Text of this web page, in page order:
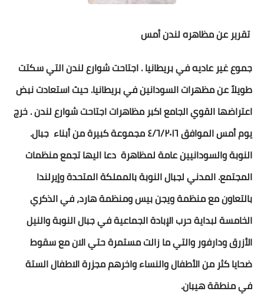
مواضيع عامة
تقرير عن مظاهره لندن أمس
جموع غير عاديه في بريطانيا . اجتاحت شوارع لندن التي سكتت
طويلاً عن مظهرات السودانين في بريطانيا. حيث استعادت نبض
اعتراضها القوي الجامع اكبر مظاهرات اجتاحت شوارع لندن . خرج
يوم أمس الموافق ٤/٦/٢٠١٦ مجموعة كبيرة من أبناء جبال.
النوبة والسودانيين عامة لمظاهرة دعا اليها تجمع منظمات
المجتمع. المدني لجبال النوبة بالمملكة المتحدة وإيرلندا
بالتعاون مع منظمة ويجن بيس ومنظمة هارد، في الذكري
الخامسة لبداية حرب الإبادة الجماعية في جبال النوبة والنيل
الأزرق ودارفور والتي ما زالت مستمرة حتي الان مع سقوط
ضحايا كثر من الأطفال والنساء واخرهم مجزرة الاطفال الستة
في منطقة هيبان.